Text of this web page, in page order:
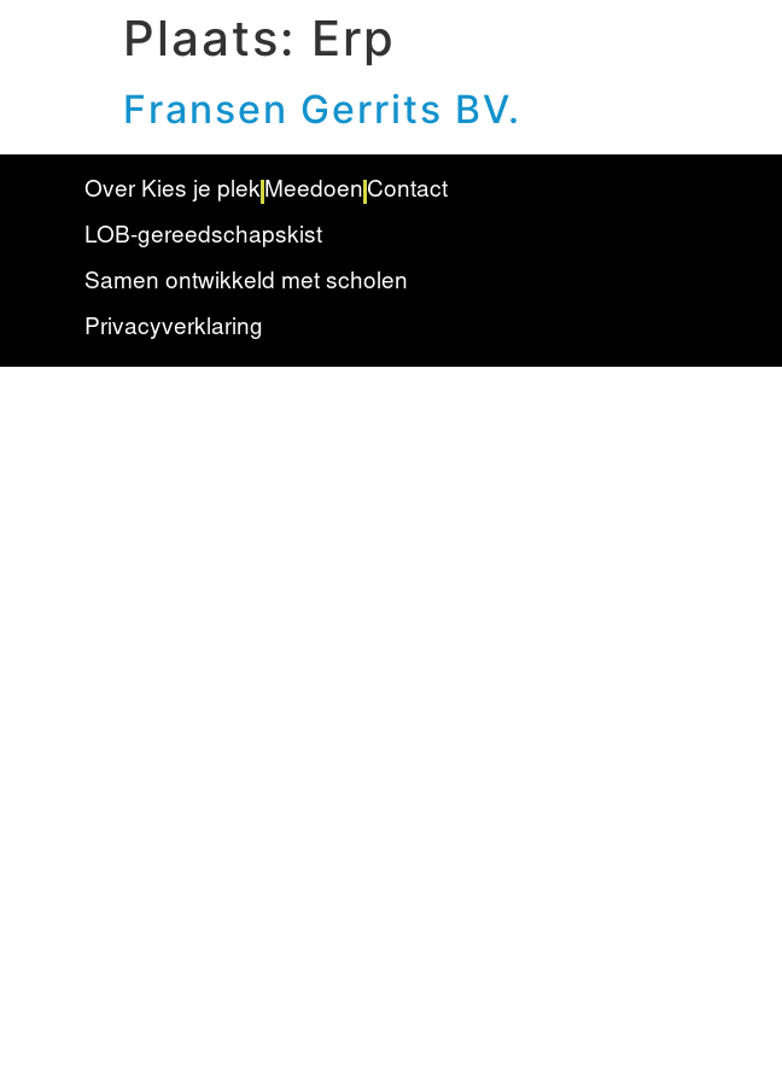
Plaats: Erp
Fransen Gerrits BV.
Over Kies je plek Meedoen Contact
LOB-gereedschapskist
Samen ontwikkeld met scholen
Privacyverklaring